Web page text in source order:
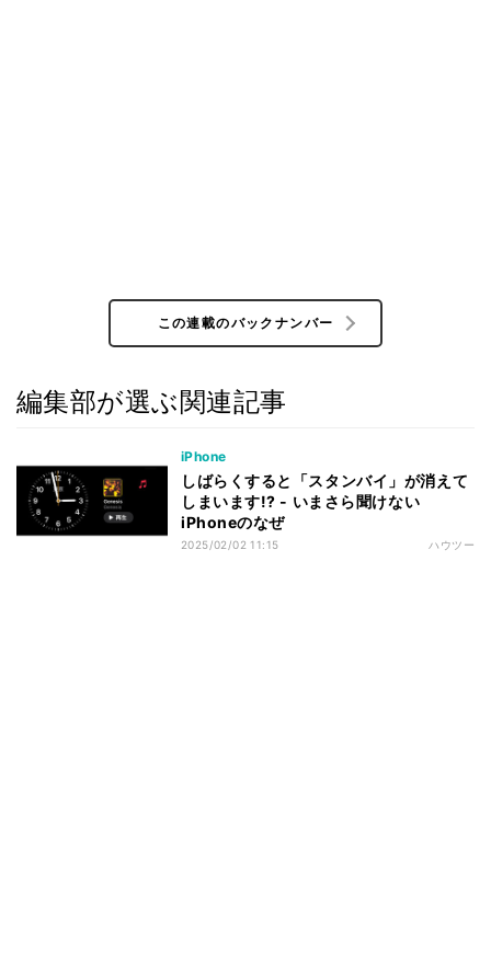
この連載のバックナンバー
編集部が選ぶ関連記事
iPhone
しばらくすると「スタンバイ」が消えて
しまいます!? - いまさら聞けない
iPhoneのなぜ
2025/02/02 11:15 ハウツー